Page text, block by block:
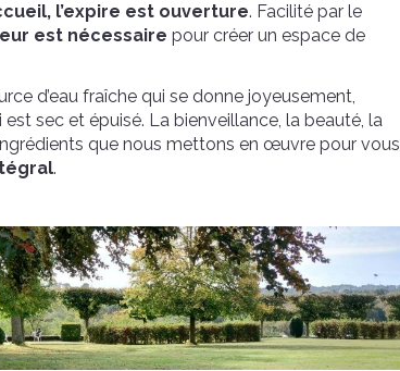
l’expire est ouverture. Facilité par le
est nécessaire pour créer un espace de
d’eau fraîche qui se donne joyeusement,
sec et épuisé. La bienveillance, la beauté, la
que nous mettons en œuvre pour vous
.